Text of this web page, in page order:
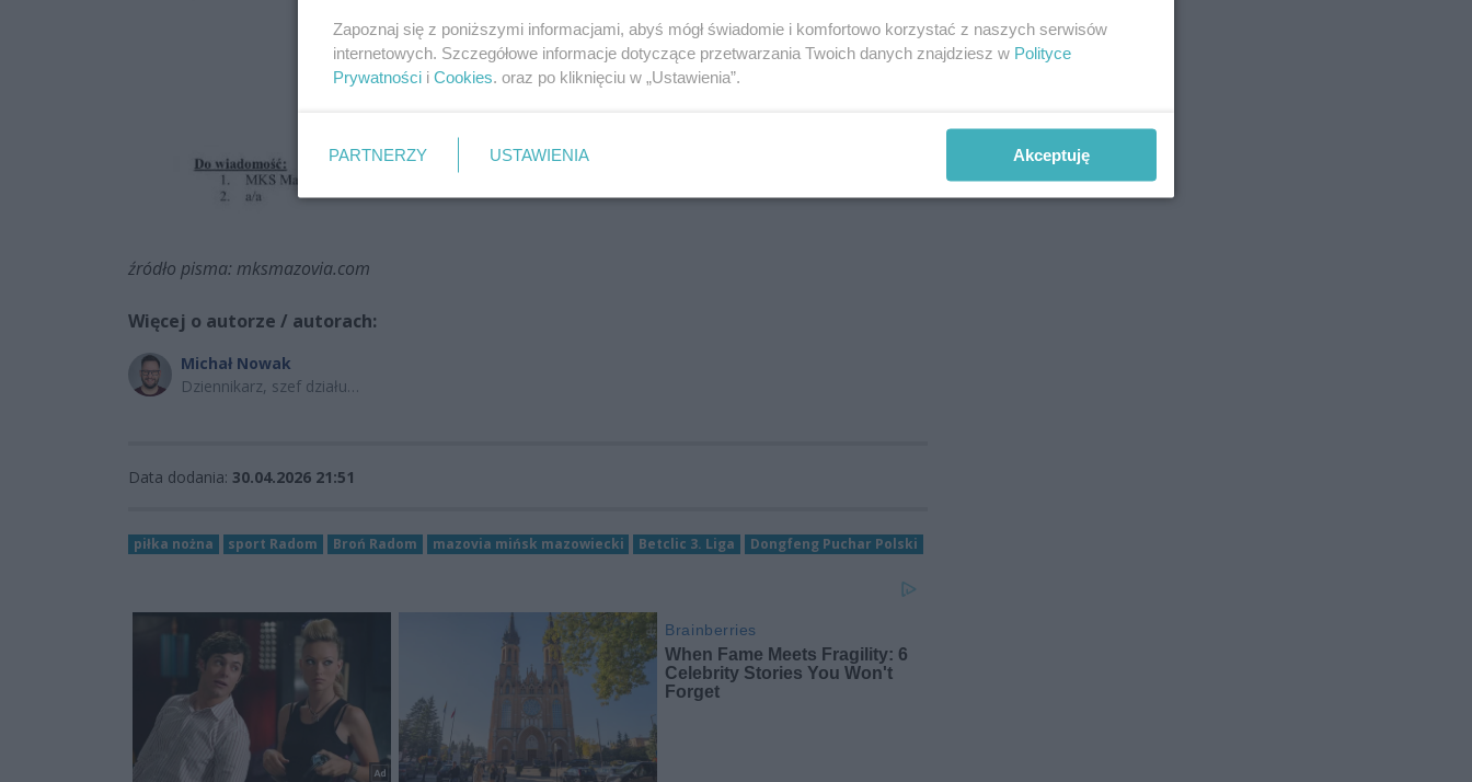
źródło pisma: mksmazovia.com
Więcej o autorze / autorach:
Michał Nowak
Dziennikarz, szef działu
Data dodania: 30.04.2026 21:51
piłka nożna sport Radom Broń Radom mazovia mińsk mazowiecki Betclic 3. Liga Dongfeng Puchar Polski
Zapoznaj się z poniższymi informacjami, abyś mógł świadomie i komfortowo korzystać z naszych serwisów
internetowych. Szczegółowe informacje dotyczące przetwarzania Twoich danych znajdziesz w Polityce
Prywatności i Cookies. oraz po kliknięciu w „Ustawienia”.
PARTNERZY USTAWIENIA Akceptuję